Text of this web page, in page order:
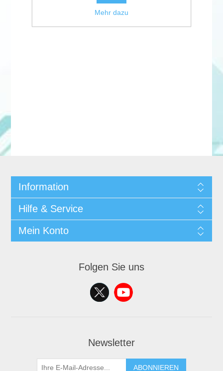
Information
Hilfe & Service
Mein Konto
Folgen Sie uns
Newsletter
ABONNIEREN
Mehr dazu